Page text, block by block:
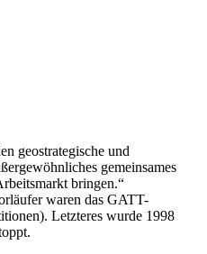
geostrategische und
gemeinsames
bringen.“
waren das GATT-
Letzteres wurde 1998